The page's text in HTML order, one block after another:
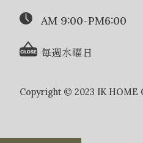
AM 9:00-PM6:00
毎週水曜日
Copyright © 2023 IK HOME